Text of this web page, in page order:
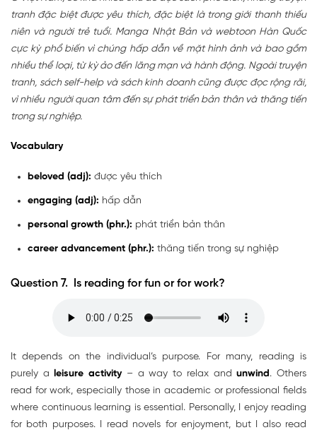
tranh đặc biệt được yêu thích, đặc biệt là trong giới thanh thiếu
niên và người trẻ tuổi. Manga Nhật Bản và webtoon Hàn Quốc
cực kỳ phổ biến vì chúng hấp dẫn về mặt hình ảnh và bao gồm
nhiều thể loại, từ kỳ ảo đến lãng mạn và hành động. Ngoài truyện
tranh, sách self-help và sách kinh doanh cũng được đọc rộng rãi,
vì nhiều người quan tâm đến sự phát triển bản thân và thăng tiến
trong sự nghiệp.
Vocabulary
beloved (adj): được yêu thích
engaging (adj): hấp dẫn
personal growth (phr.): phát triển bản thân
career advancement (phr.): thăng tiến trong sự nghiệp
Question 7. Is reading for fun or for work?
It depends on the individual’s purpose. For many, reading is
purely a
leisure activity– a way to relax andunwind. Others
read for work, especially those in academic or professional fields
where continuous learning is essential. Personally, I enjoy reading
for both purposes. I read novels for enjoyment, but I also read